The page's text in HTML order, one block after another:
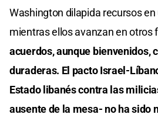
Washington dilapida recursos
mientras ellos avanzan en otros
acuerdos, aunque bienvenidos,
duraderas. El pacto Israel-
Estado libanés contra las
ausente de la mesa- no ha sido